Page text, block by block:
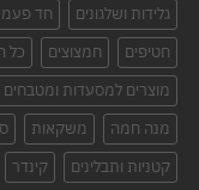
גלידות ושלגונים חד פעמי
חטיפים
חמצוצים כל
מוצרים למסעדות ומטבחים
מנה חמה
משקאות
קטניות ותבלינים
קינדר